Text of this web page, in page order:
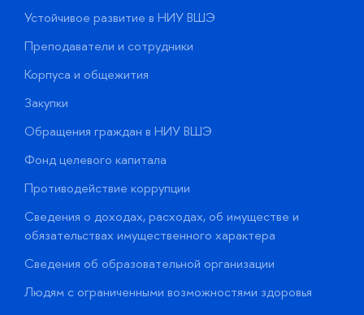
Устойчивое развитие в НИУ ВШЭ
Преподаватели и сотрудники
Корпуса и общежития
Закупки
Обращения граждан в НИУ ВШЭ
Фонд целевого капитала
Противодействие коррупции
Сведения о доходах, расходах, об имуществе и
обязательствах имущественного характера
Сведения об образовательной организации
Людям с ограниченными возможностями здоровья